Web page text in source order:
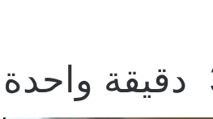
دقيقة واحدة